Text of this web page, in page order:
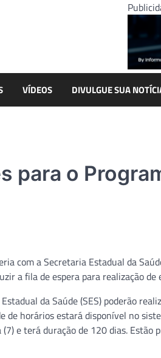
VÍDEOS DIVULGUE SUA
para o
com a Secretaria Estadual da
a fila de espera para realização
da Saúde (SES) poderão
de horários estará disponível no
e terá duração de 120 dias. Estão